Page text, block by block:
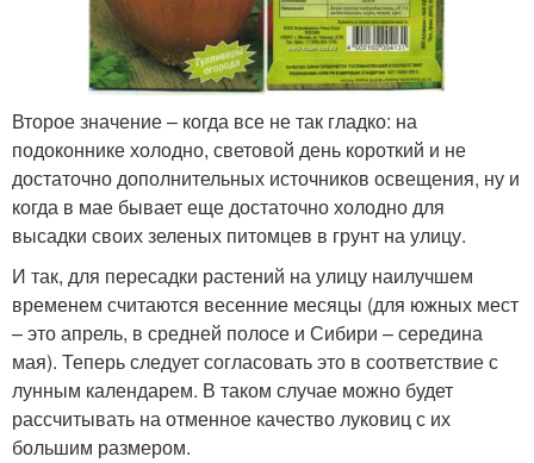
Второе значение – когда все не так гладко: на
подоконнике холодно, световой день короткий и не
достаточно дополнительных источников освещения, ну и
когда в мае бывает еще достаточно холодно для
высадки своих зеленых питомцев в грунт на улицу.
И так, для пересадки растений на улицу наилучшем
временем считаются весенние месяцы (для южных мест
– это апрель, в средней полосе и Сибири – середина
мая). Теперь следует согласовать это в соответствие с
лунным календарем. В таком случае можно будет
рассчитывать на отменное качество луковиц с их
большим размером.